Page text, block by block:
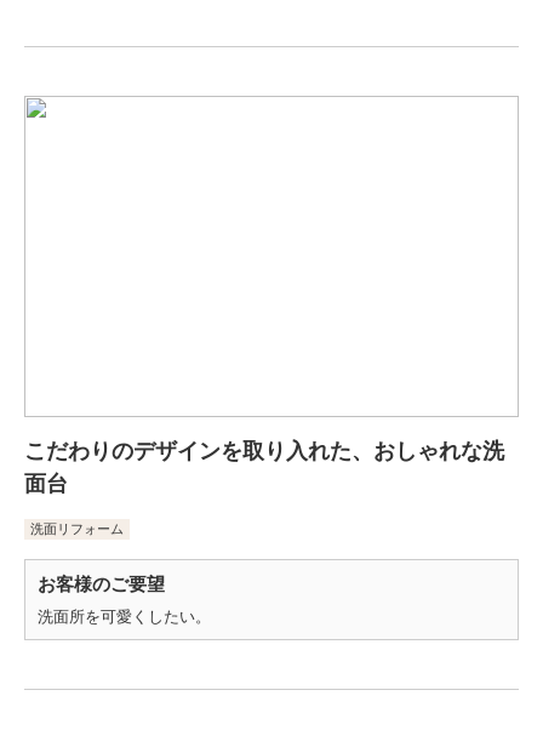
こだわりのデザインを取り入れた、おしゃれな洗
面台
洗面リフォーム
お客様のご要望
洗面所を可愛くしたい。